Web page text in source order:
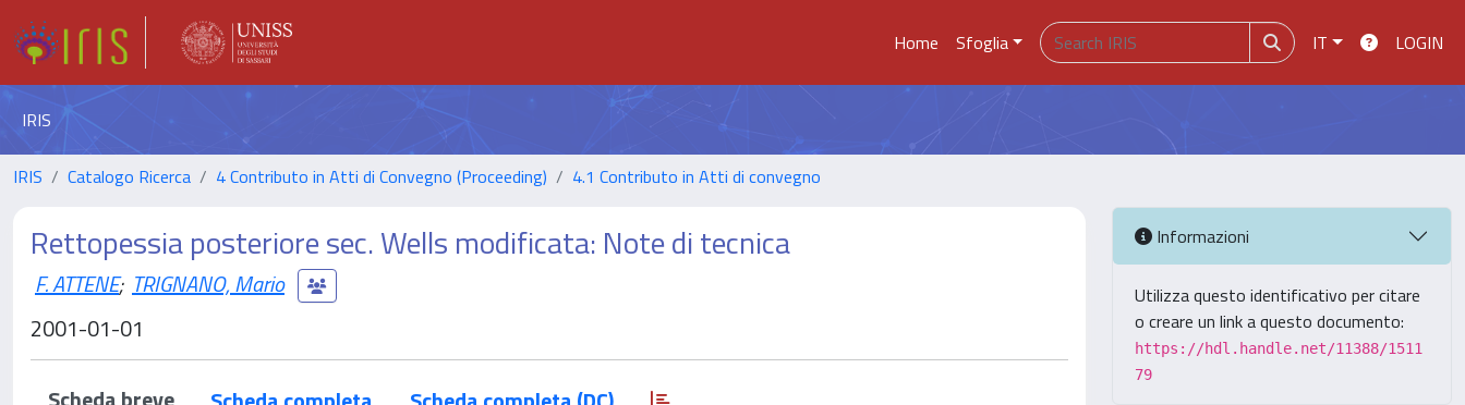
Home Sfoglia IT LOGIN
IRIS
IRIS Catalogo Ricerca 4 Contributo in Atti di Convegno (Proceeding) 4.1 Contributo in Atti di convegno
Rettopessia posteriore sec. Wells modificata: Note di tecnica
F. ATTENE; TRIGNANO, Mario
2001-01-01
Informazioni
Utilizza questo identificativo per citare
o creare un link a questo documento:
https://hdl.handle.net/11388/1511
79